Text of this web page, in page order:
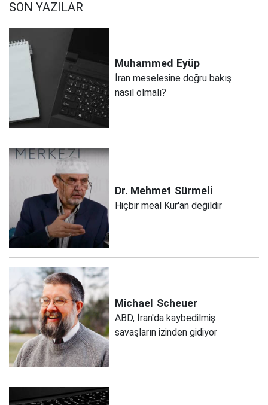
SON YAZILAR
Muhammed Eyüp
İran meselesine doğru bakış
nasıl olmalı?
Dr. Mehmet Sürmeli
Hiçbir meal Kur'an değildir
Michael Scheuer
ABD, İran'da kaybedilmiş
savaşların izinden gidiyor